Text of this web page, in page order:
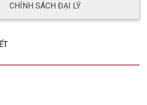
CHÍNH SÁCH ĐẠI LÝ